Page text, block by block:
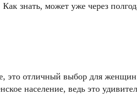
знать, может уже через
это отличный выбор для женщин
население, ведь это